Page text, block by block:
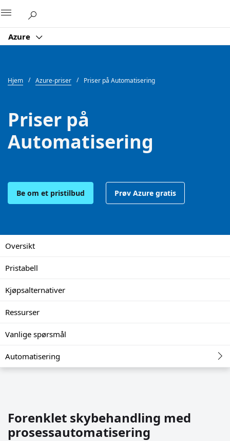
Azure
Hjem Azure-priser Priser på Automatisering
Priser på
Automatisering
Be om et pristilbud Prøv Azure gratis
Oversikt
Pristabell
Kjøpsalternativer
Ressurser
Vanlige spørsmål
Automatisering
Forenklet skybehandling med
prosessautomatisering